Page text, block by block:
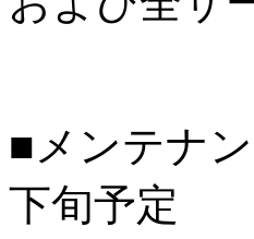
■メンテナ
下旬予定